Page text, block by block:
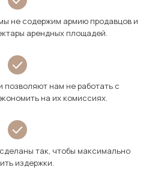
не содержим армию продавцов и
арендных площадей.
нам не работать с
на их комиссиях.
так, чтобы максимально
издержки.